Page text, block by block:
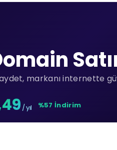
markanı internette
/ yıl %57 İndirim